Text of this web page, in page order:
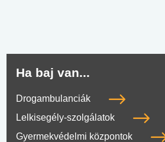
Ha baj van...
Drogambulanciák
Lelkisegély-szolgálatok
Gyermekvédelmi központok